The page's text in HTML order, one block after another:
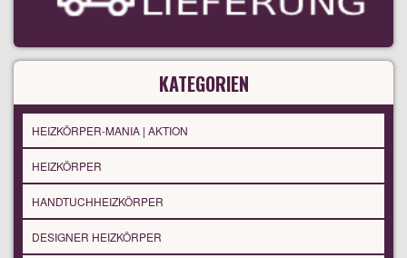
KATEGORIEN
HEIZKÖRPER-MANIA | AKTION
HEIZKÖRPER
HANDTUCHHEIZKÖRPER
DESIGNER HEIZKÖRPER